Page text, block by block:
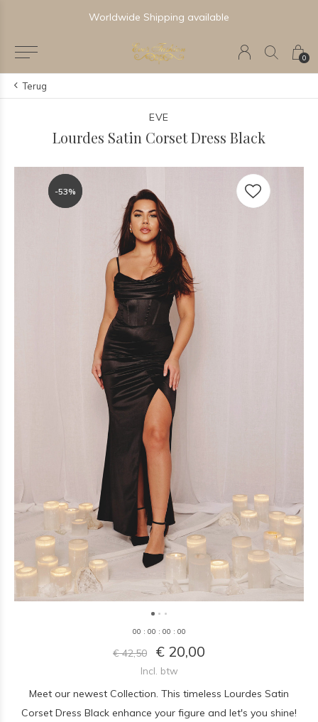
0
Worldwide Shipping available
Terug
EVE
Lourdes Satin Corset Dress Black
-53%
-53%
00 : 00 : 00 : 00
€ 42,50 € 20,00
Incl. btw
Meet our newest Collection. This timeless Lourdes Satin
Corset Dress Black enhance your figure and let's you shine!